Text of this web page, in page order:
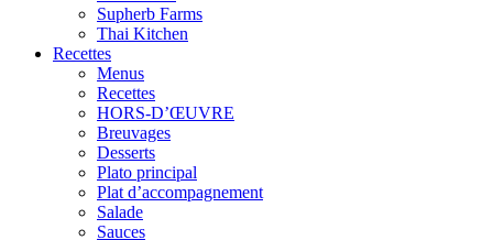
Supherb Farms
Thai Kitchen
Recettes
Menus
Recettes
HORS-D’ŒUVRE
Breuvages
Desserts
Plato principal
Plat d’accompagnement
Salade
Sauces